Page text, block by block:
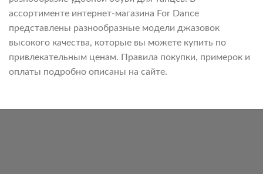
ассортименте интернет-магазина For Dance
представлены разнообразные модели джазовок
высокого качества, которые вы можете купить по
привлекательным ценам. Правила покупки, примерок и
оплаты подробно описаны на сайте.